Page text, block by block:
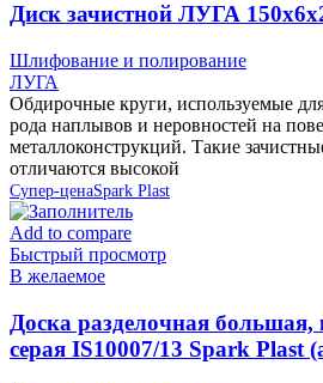
Диск зачистной ЛУГА
Шлифование и полирование
ЛУГА
Обдирочные круги, используемые
рода наплывов и неровностей на
металлоконструкций. Такие
отличаются высокой
Супер-ценаSpark Plast
Add to compare
Быстрый просмотр
В желаемое
Доска разделочная большая,
серая IS10007/13 Spark Plast